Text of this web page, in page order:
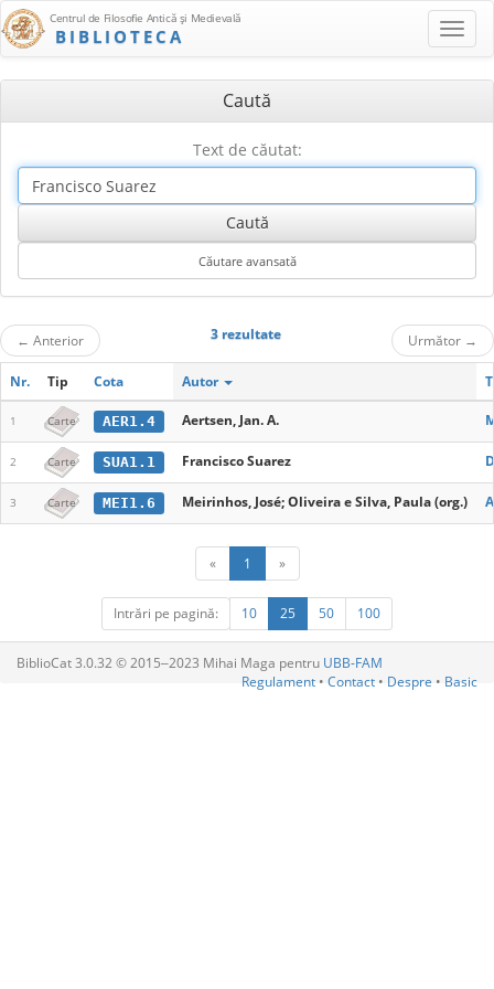
Centrul de Filosofie Antică şi Medievală
BIBLIOTECA
Caută
Text de căutat:
← Anterior 3 rezultate Următor →
Nr. Tip Cota Autor
1 Carte AER1.4 Aertsen, Jan. A.
2 Carte SUA1.1 Francisco Suarez
3 Carte MEI1.6 Meirinhos, José; Oliveira e Silva, Paula (org.)
« 1 »
Intrări pe pagină: 10 25 50 100
BiblioCat 3.0.32 © 2015‒2023 Mihai Maga pentru UBB-FAM
Regulament • Contact • Despre • Basic